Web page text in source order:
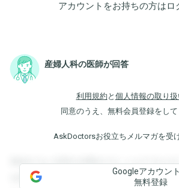
アカウントをお持ちの方はロ
産婦人科の医師が回答
利用規約 と 個人情報の取り扱
同意のうえ、無料会員登録をし
AskDoctorsお役立ちメルマガを受
登録すると回答を閲覧することができま
を閲覧することができます。登録すると
Googleアカウン
無料登録